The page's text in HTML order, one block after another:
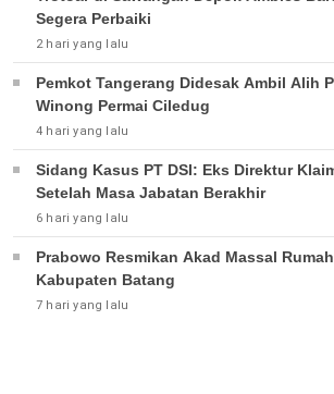
Segera Perbaiki
2 hari yang lalu
Pemkot Tangerang Didesak Ambil Alih
Winong Permai Ciledug
4 hari yang lalu
Sidang Kasus PT DSI: Eks Direktur
Setelah Masa Jabatan Berakhir
6 hari yang lalu
Prabowo Resmikan Akad Massal
Kabupaten Batang
7 hari yang lalu